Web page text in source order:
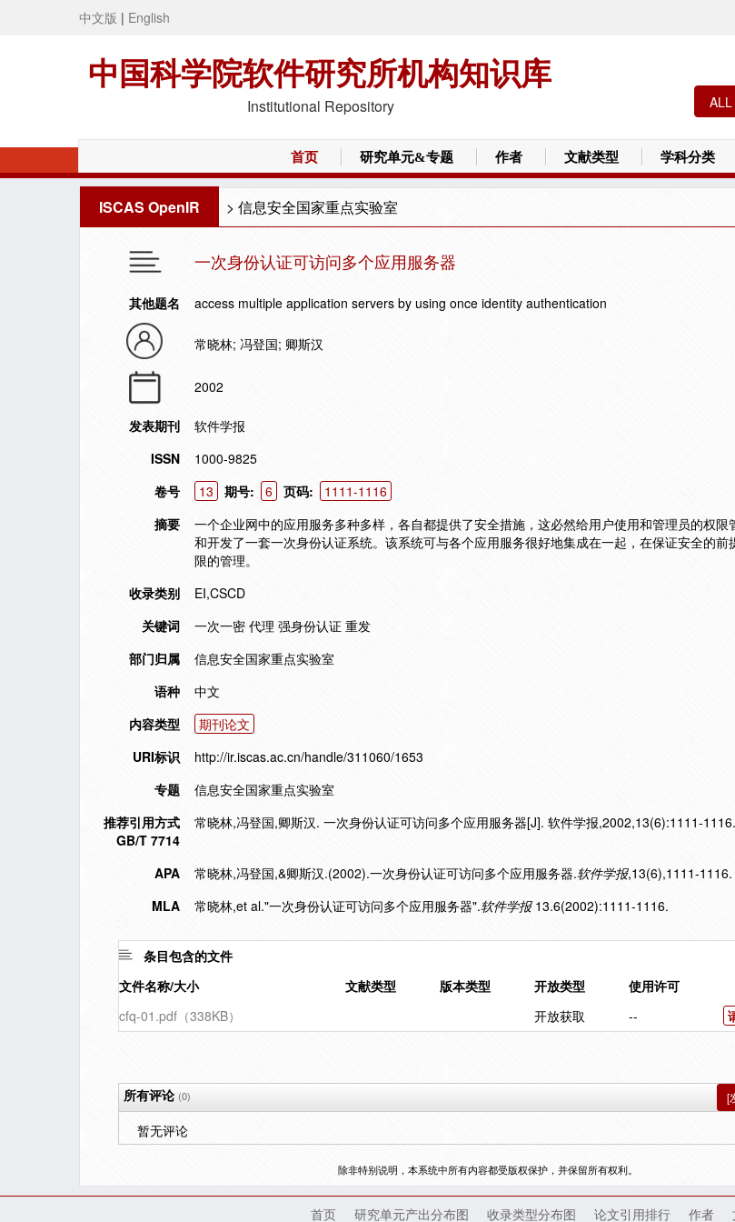
中文版 | English
中国科学院软件研究所机构知识库
Institutional Repository
首页 研究单元&专题 作者 文献类型 学科分类
ISCAS OpenIR > 信息安全国家重点实验室
一次身份认证可访问多个应用服务器
其他题名 access multiple application servers by using once identity authentication
常晓林; 冯登国; 卿斯汉
2002
发表期刊
软件学报
ISSN
1000-9825
卷号
13 期号: 6 页码:
1111-1116
摘要
一个企业网中的应用服务多种多样，各自都提供了安全措施，这必然给用户使用和管理员的权
和开发了一套一次身份认证系统。该系统可与各个应用服务很好地集成在一起，在保证安全的前
限的管理。
收录类别
EI,CSCD
关键词
一次一密 代理 强身份认证 重发
部门归属
信息安全国家重点实验室
语种
中文
内容类型
期刊论文
URI标识
http://ir.iscas.ac.cn/handle/311060/1653
专题
信息安全国家重点实验室
推荐引用方式
GB/T 7714
常晓林,冯登国,卿斯汉. 一次身份认证可访问多个应用服务器[J]. 软件学报,2002,13(6):1111-1116.
APA 常晓林,冯登国,&卿斯汉.(2002).一次身份认证可访问多个应用服务器.软件学报,13(6),1111-1116.
MLA
常晓林,et al."一次身份认证可访问多个应用服务器".软件学报13.6(2002):1111-1116.
条目包含的文件
文件名称/大小
文献类型 版本类型 开放类型
使用许可
cfq-01.pdf（338KB）
开放获取 --
所有评论(0) [
暂无评论
除非特别说明，本系统中所有内容都受版权保护，并保留所有权利。
首页 研究单元产出分布图 收录类型分布图 论文引用排行 作者